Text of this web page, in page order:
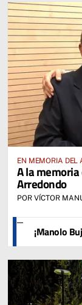
EN MEMORIA DEL
A la memoria del Doctor Manuel Bujaldón
Arredondo
POR VÍCTOR
¡Manolo